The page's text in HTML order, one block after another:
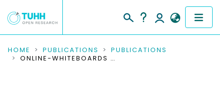
COMMUNITIES & COLLECTIONS
HOME PUBLICATIONS
PUBLICATIONS
ONLINE-WHITEBOARDS ZUR UNTERSTÜTZUNG KOLLABORATIVER SCHREIBPROZESSE